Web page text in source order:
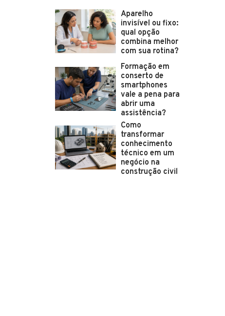
Aparelho
invisível ou fixo:
qual opção
combina melhor
com sua rotina?
Formação em
conserto de
smartphones
vale a pena para
abrir uma
assistência?
Como
transformar
conhecimento
técnico em um
negócio na
construção civil